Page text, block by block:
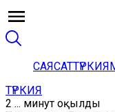
САЯСАТТҮРКИЯ
ТҮРКИЯ
2 ... минут оқылды